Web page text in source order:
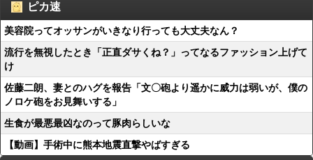
ピカ速
美容院ってオッサンがいきなり行っても大丈夫なん？
流行を無視したとき「正直ダサくね？」ってなるファッション上げて
け
佐藤二朗、妻とのハグを報告「文〇砲より遥かに威力は弱いが、僕の
ノロケ砲をお見舞いする」
生食が最悪最凶なのって豚肉らしいな
【動画】手術中に熊本地震直撃やばすぎる